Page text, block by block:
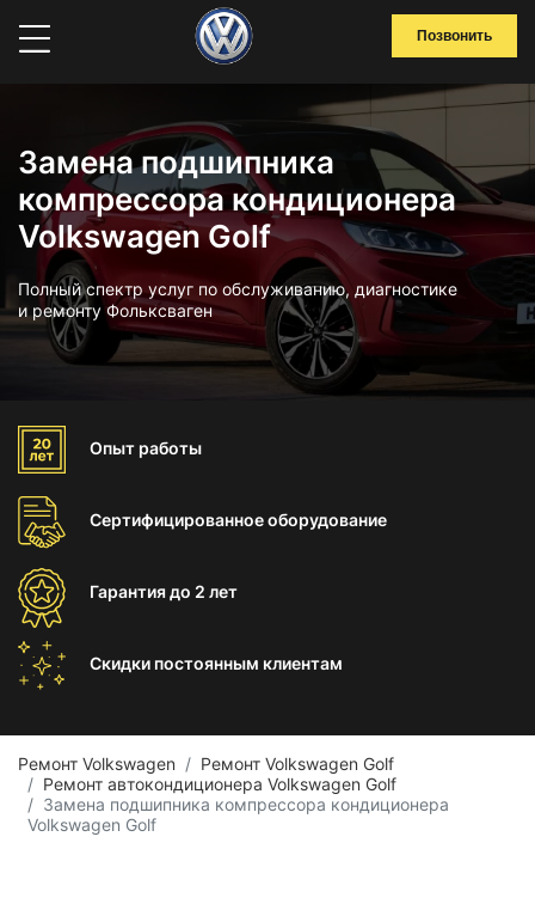
Позвонить
Замена подшипника
компрессора кондиционера
Volkswagen Golf
Полный спектр услуг по обслуживанию, диагностике
и ремонту Фольксваген
Опыт работы
Сертифицированноеоборудование
Гарантиядо 2 лет
Скидки постоянным клиентам
Ремонт Volkswagen
Ремонт Volkswagen Golf
Ремонт автокондиционера Volkswagen Golf
Замена подшипника компрессора кондиционера
Volkswagen Golf